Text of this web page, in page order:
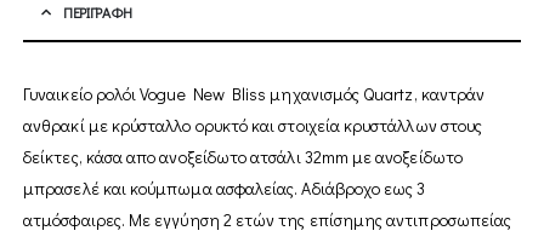
ΠΕΡΙΓΡΑΦΉ
Γυναικείο ρολόι Vogue New Bliss μηχανισμός Quartz, καντράν
ανθρακί με κρύσταλλο ορυκτό και στοιχεία κρυστάλλων στους
δείκτες, κάσα απο ανοξείδωτο ατσάλι 32mm με ανοξείδωτο
μπρασελέ και κούμπωμα ασφαλείας. Αδιάβροχο εως 3
ατμόσφαιρες. Με εγγύηση 2 ετών της επίσημης αντιπροσωπείας